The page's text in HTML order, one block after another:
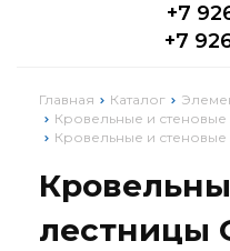
+7
+7
Главная Каталог
Кровельные и стеновые
Кровельные и стеновые
лестницы